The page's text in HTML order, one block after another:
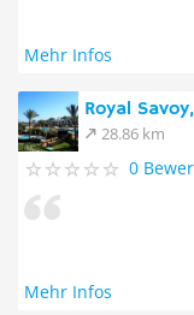
Mehr Infos
Royal
28.86 km
0
Mehr Infos